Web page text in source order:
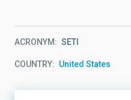
ACRONYM SETI
COUNTRY United States